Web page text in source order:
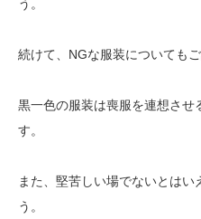
う。
続けて、NGな服装についてもご
黒一色の服装は喪服を連想させ
す。
また、堅苦しい場でないとは
う。